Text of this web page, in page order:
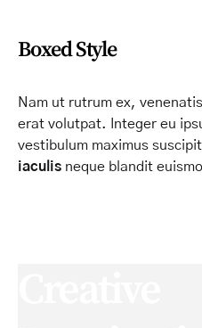
Boxed Style
Nam ut rutrum ex,
erat volutpat. Integer eu
vestibulum maximus
iaculis neque blandit